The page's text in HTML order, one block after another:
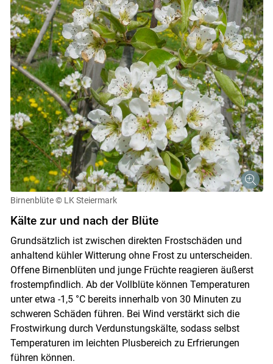
Birnenblüte © LK Steiermark
Kälte zur und nach der Blüte
Grundsätzlich ist zwischen direkten Frostschäden und
anhaltend kühler Witterung ohne Frost zu unterscheiden.
Offene Birnenblüten und junge Früchte reagieren äußerst
frostempfindlich. Ab der Vollblüte können Temperaturen
unter etwa -1,5 °C bereits innerhalb von 30 Minuten zu
schweren Schäden führen. Bei Wind verstärkt sich die
Frostwirkung durch Verdunstungskälte, sodass selbst
Temperaturen im leichten Plusbereich zu Erfrierungen
führen können.